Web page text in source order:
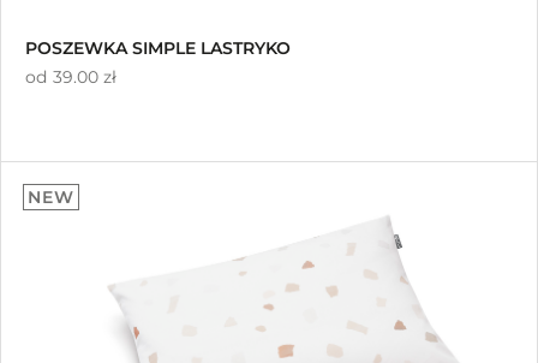
POSZEWKA SIMPLE LASTRYKO
od 39.00 zł
NEW